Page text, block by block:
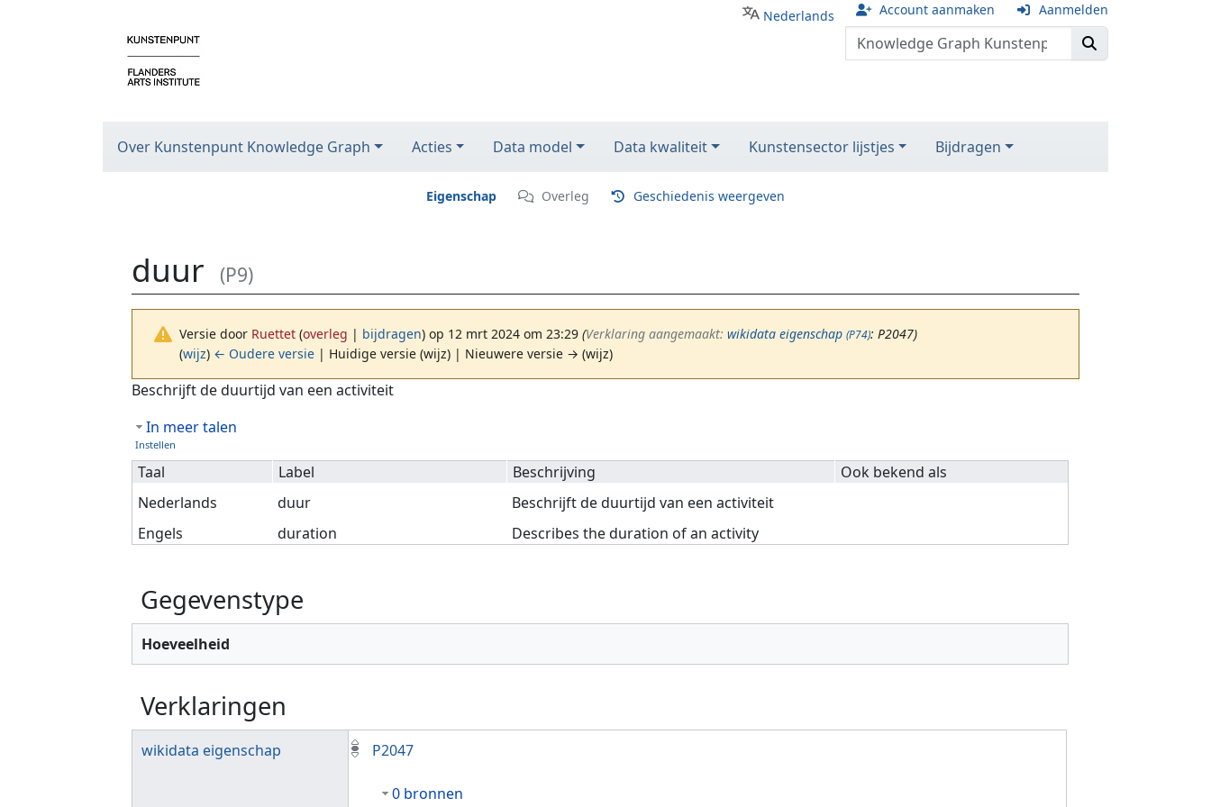
Nederlands Account aanmaken Aanmelden
Over Kunstenpunt Knowledge Graph Acties Data model Data kwaliteit Kunstensector lijstjes Bijdragen
Eigenschap Overleg Geschiedenis weergeven
duur (P9)
Versie door Ruettet (overleg | bijdragen) op 12 mrt 2024 om 23:29 (‎Verklaring aangemaakt: wikidata eigenschap (P74): P2047)
(wijz) ← Oudere versie | Huidige versie (wijz) | Nieuwere versie → (wijz)
Ga naar:navigatie,zoeken
Beschrijft de duurtijd van een activiteit
In meer talen
Instellen
Taal Label Beschrijving
Ook bekend als
Nederlands
duur
Beschrijft de duurtijd van een activiteit
Engels
duration Describes the duration of an activity
Gegevenstype
Hoeveelheid
Verklaringen
wikidata eigenschap P2047
0 bronnen